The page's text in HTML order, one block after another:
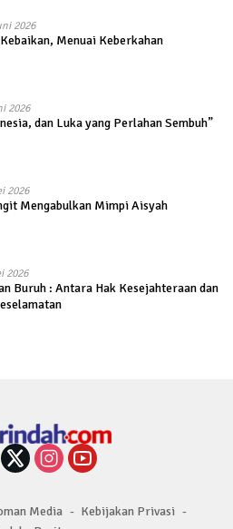
2026
Menuai Keberkahan
2026
dan Luka yang Perlahan Sembuh”
2026
Mengabulkan Mimpi Aisyah
2026
Buruh : Antara Hak Kesejahteraan dan
Media
Kebijakan Privasi